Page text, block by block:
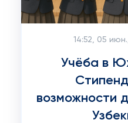
14:52, 05
Учёба в
возможности